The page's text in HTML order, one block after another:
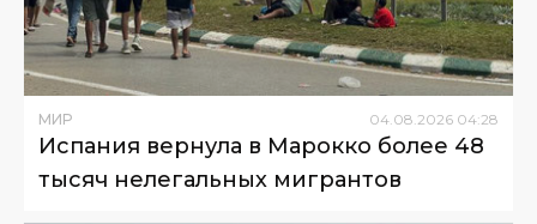
МИР 04 08 2026 04:28
Испания вернула в Марокко более 48
тысяч нелегальных мигрантов